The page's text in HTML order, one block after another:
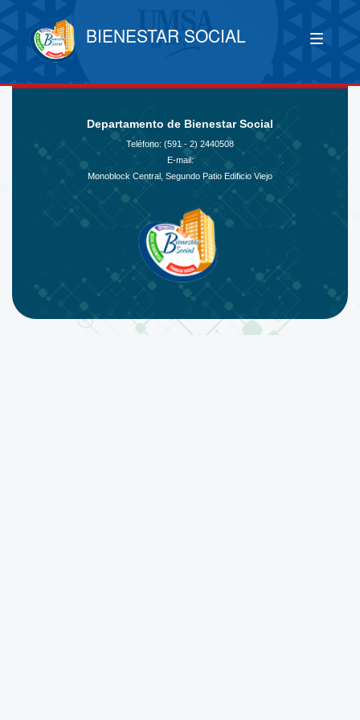
BIENESTAR SOCIAL
Departamento de Bienestar Social
Teléfono: (591 - 2) 2440508
E-mail:
Monoblock Central, Segundo Patio Edificio Viejo